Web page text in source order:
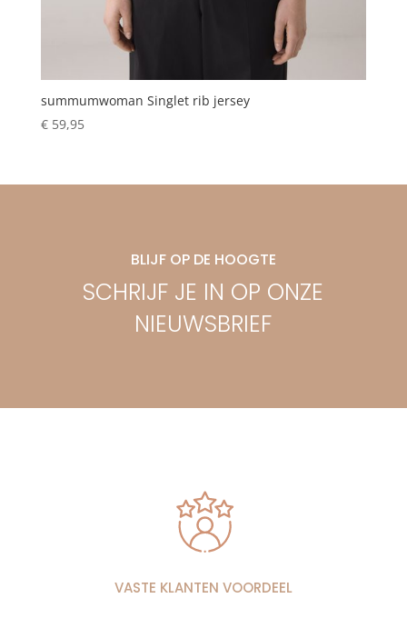
summumwoman Singlet rib jersey
€59,95
BLIJF OP DE HOOGTE
SCHRIJF JE IN OP ONZE
NIEUWSBRIEF
VASTE KLANTEN VOORDEEL